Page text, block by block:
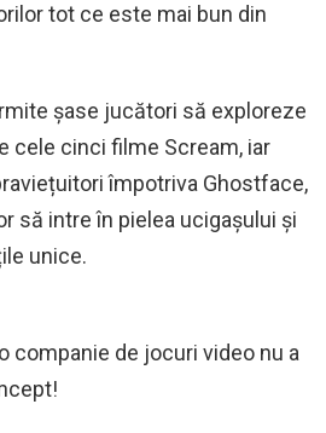
tot ce este mai bun din
șase jucători să exploreze
cele cinci filme Scream, iar
împotriva Ghostface,
să intre în pielea ucigașului și
unice.
companie de jocuri video nu a